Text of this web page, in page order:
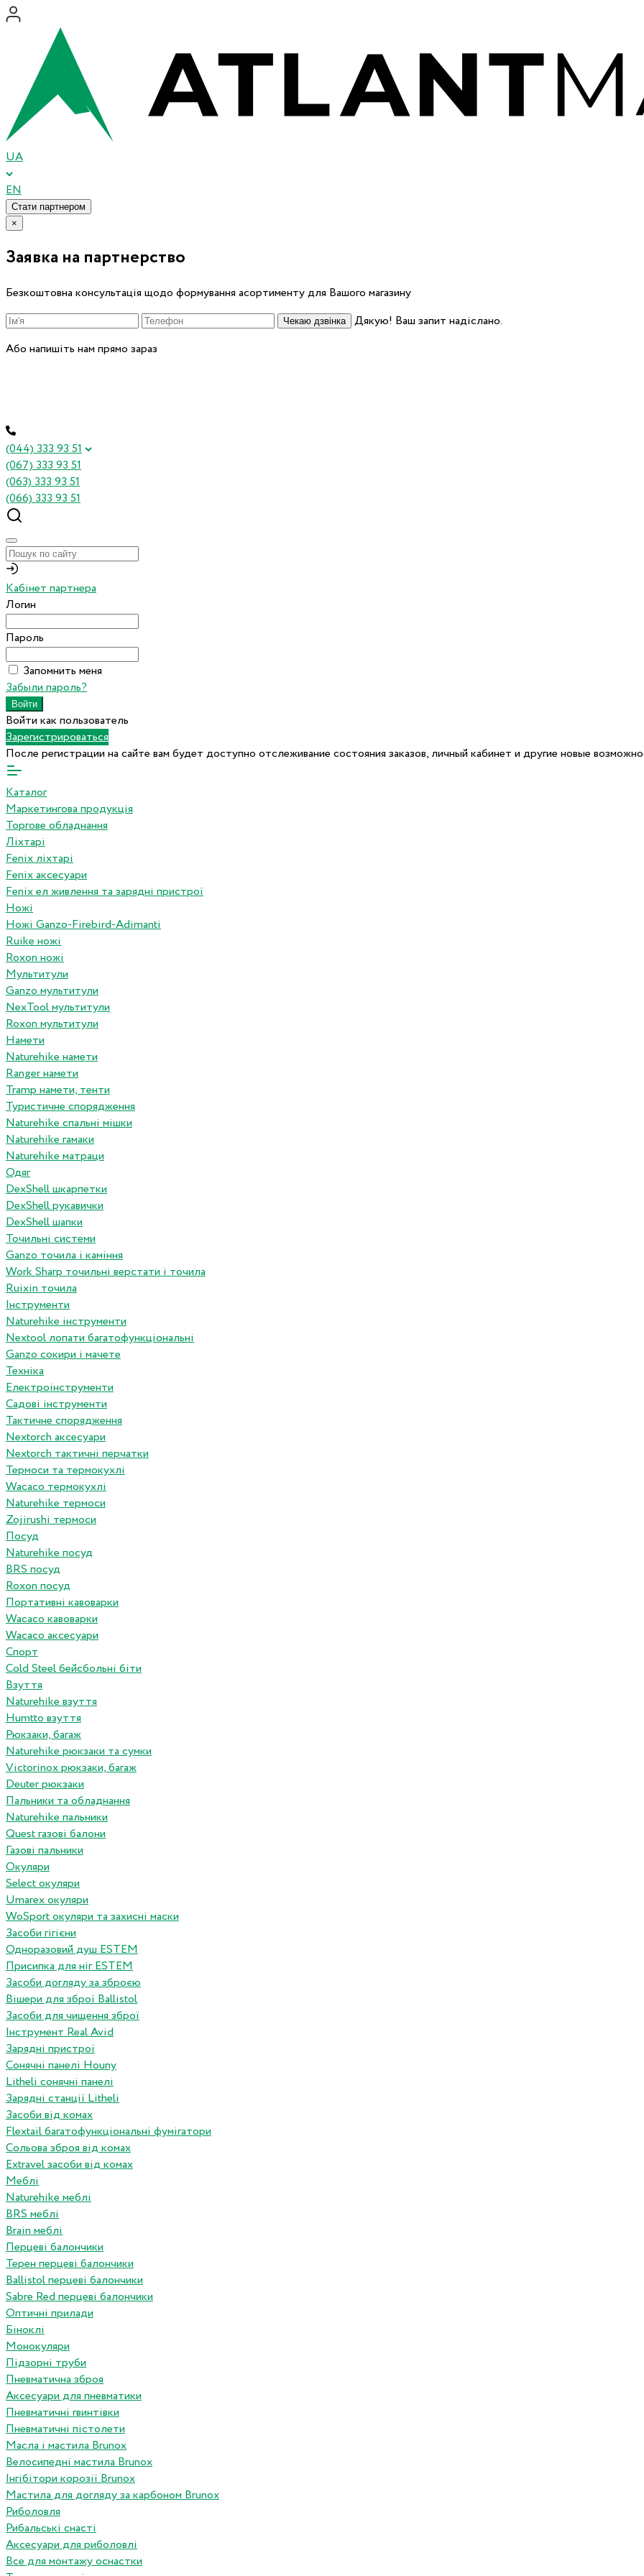
UA
EN
Стати партнером
×
Заявка на партнерство
Безкоштовна консультація щодо формування асортименту для Вашого магазину
Чекаю дзвінка
Дякую! Ваш запит надіслано.
Або напишіть нам прямо зараз
(044) 333 93 51
(067) 333 93 51
(063) 333 93 51
(066) 333 93 51
Кабінет партнера
Логин
Пароль
Запомнить меня
Забыли пароль?
Войти как пользователь
Зарегистрироваться
После регистрации на сайте вам будет доступно отслеживание состояния заказов, личный кабинет и другие новые
Каталог
Маркетингова продукція
Торгове обладнання
Ліхтарі
Fenix ліхтарі
Fenix аксесуари
Fenix ел живлення та зарядні пристрої
Ножі
Ножі Ganzo-Firebird-Adimanti
Ruike ножі
Roxon ножi
Мультитули
Ganzo мультитули
NexTool мультитули
Roxon мультитули
Намети
Naturehike намети
Ranger намети
Tramp намети, тенти
Туристичне спорядження
Naturehike спальні мішки
Naturehike гамаки
Naturehike матраци
Одяг
DexShell шкарпетки
DexShell рукавички
DexShell шапки
Точильні системи
Ganzo точила і каміння
Work Sharp точильні верстати і точила
Ruixin точила
Інструменти
Naturehike інструменти
Nextool лопати багатофункціональні
Ganzo сокири і мачете
Техніка
Електроінструменти
Садові інструменти
Тактичне спорядження
Nextorch аксесуари
Nextorch тактичні перчатки
Термоси та термокухлі
Wacaco термокухлі
Naturehike термоси
Zojirushi термоси
Посуд
Naturehike посуд
BRS посуд
Roxon посуд
Портативні кавоварки
Wacaco кавоварки
Wacaco аксесуари
Спорт
Cold Steel бейсбольні біти
Взуття
Naturehike взуття
Humtto взуття
Рюкзаки, багаж
Naturehike рюкзаки та сумки
Victorinox рюкзаки, багаж
Deuter рюкзаки
Пальники та обладнання
Naturehike пальники
Quest газові балони
Газові пальники
Окуляри
Select окуляри
Umarex окуляри
WoSport окуляри та захисні маски
Засоби гігієни
Одноразовий душ ESTEM
Присипка для ніг ESTEM
Засоби догляду за зброєю
Вішери для зброї Ballistol
Засоби для чищення зброї
Інструмент Real Avid
Зарядні пристрої
Сонячні панелі Houny
Litheli сонячні панелі
Зарядні станції Litheli
Засоби від комах
Flextail багатофункціональні фумігатори
Сольова зброя від комах
Extravel засоби від комах
Меблі
Naturehike меблі
BRS меблі
Brain меблі
Перцеві балончики
Терен перцеві балончики
Ballistol перцеві балончики
Sabre Red перцеві балончики
Оптичні прилади
Біноклі
Монокуляри
Підзорні труби
Пневматична зброя
Аксесуари для пневматики
Пневматичні гвинтівки
Пневматичні пістолети
Масла і мастила Brunox
Велосипедні мастила Brunox
Інгібітори корозії Brunox
Мастила для догляду за карбоном Brunox
Риболовля
Рибальські снасті
Аксесуари для риболовлі
Все для монтажу оснастки